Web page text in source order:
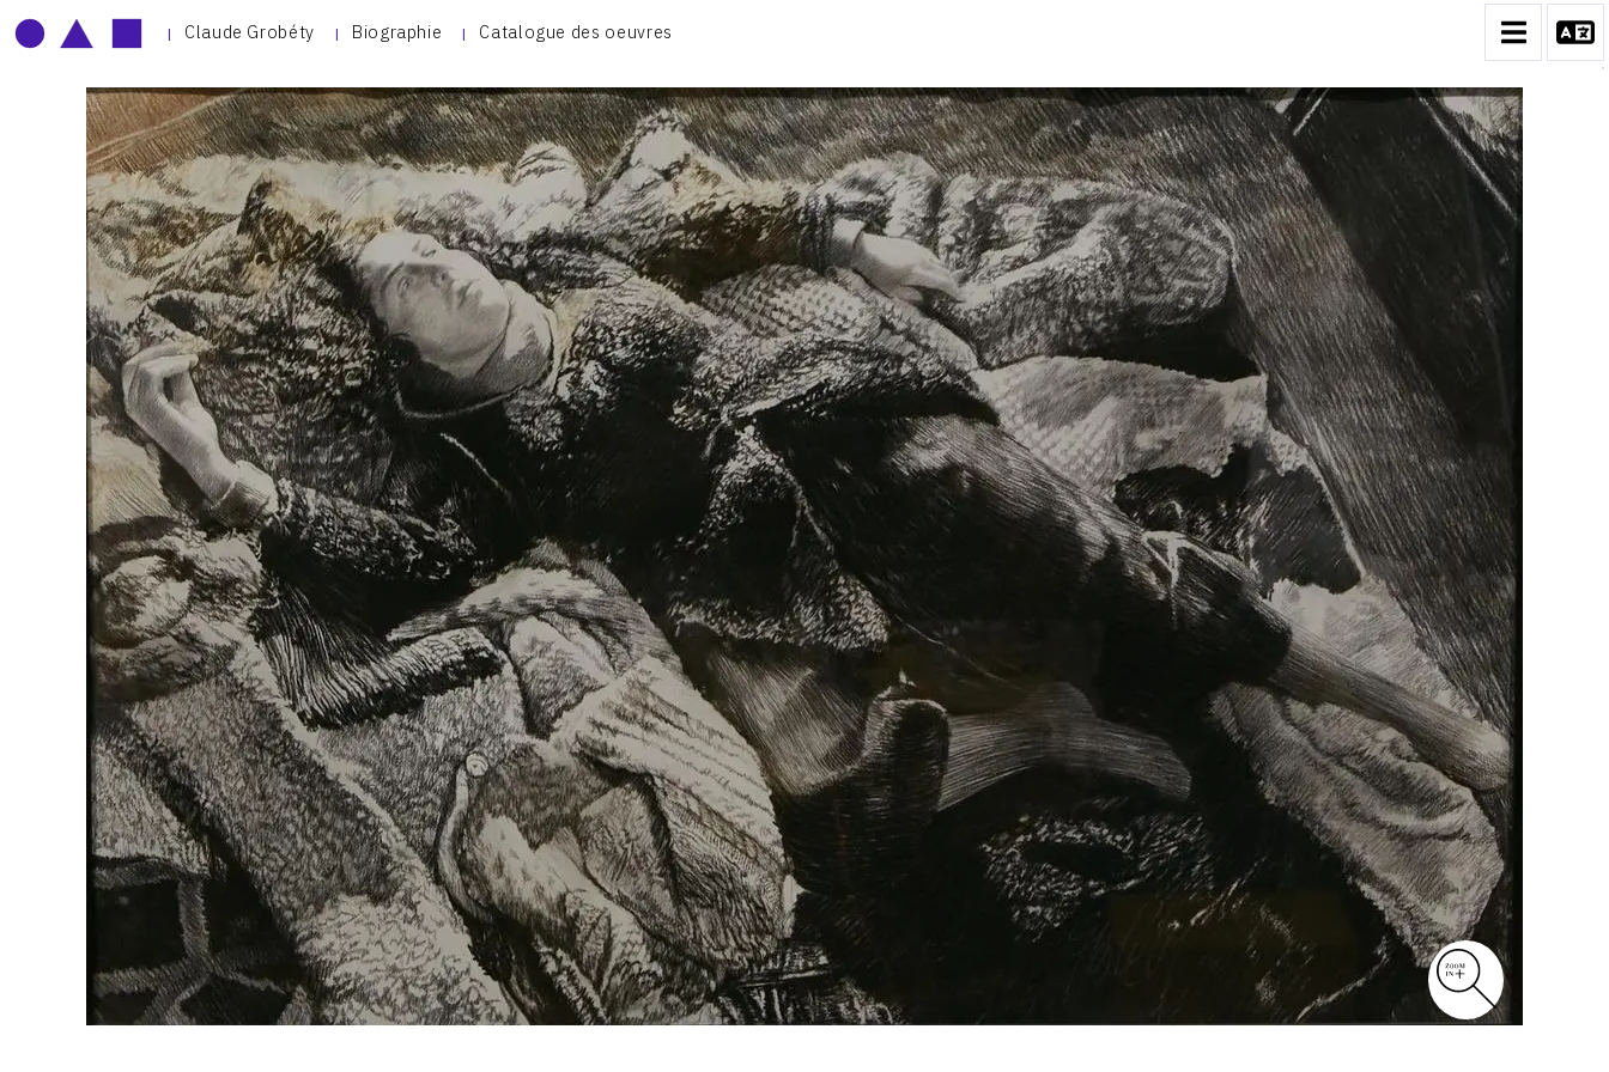
Claude Grobéty Biographie Catalogue des oeuvres
CONTACT